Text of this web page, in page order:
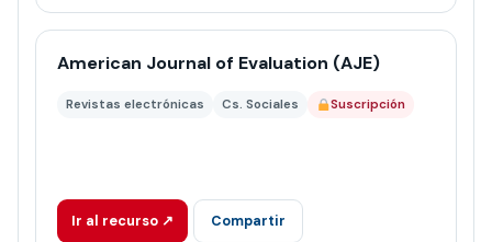
American Journal of Evaluation (AJE)
Revistas electrónicas Cs. Sociales Suscripción
Ir al recurso ↗ Compartir